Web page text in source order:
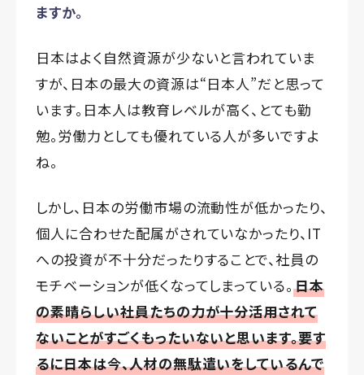
ますか。
日本はよく自然資源が少ないと言われていま
すが、日本の最大の資源は“日本人”だと思って
います。日本人は教育レベルが高く、とても勤
勉。労働力としても優れている人が多いですよ
ね。
しかし、日本の労働市場の流動性が低かったり、
個人に合わせた配属がされていなかったり、IT
への投資が不十分だったりすることで、社員の
モチベーションが低くなってしまっている。日本
の素晴らしい社員たちの力が十分活用されて
ないことがすごくもったいないと思います。要す
るに日本は今、人材の無駄遣いをしているんで